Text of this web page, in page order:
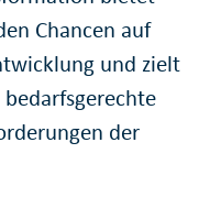
Chancen auf
und zielt
der